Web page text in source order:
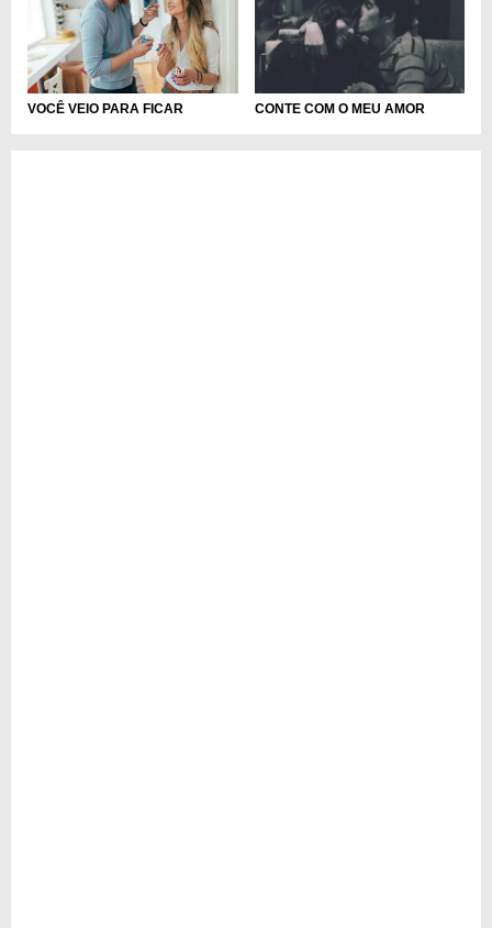
VOCÊ VEIO PARA FICAR CONTE COM O MEU AMOR